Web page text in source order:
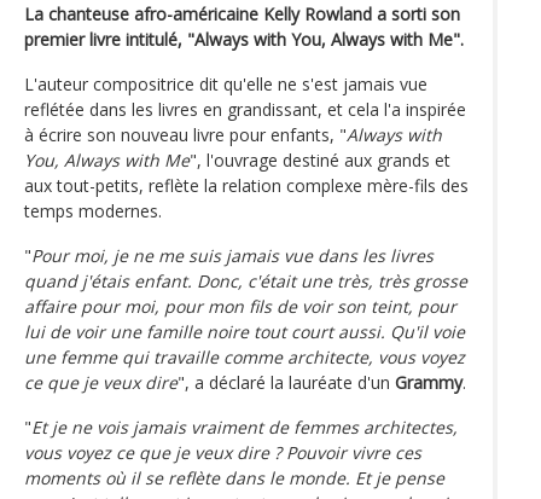
La chanteuse afro-américaine Kelly Rowland a sorti son
premier livre intitulé, "Always with You, Always with Me".
L'auteur compositrice dit qu'elle ne s'est jamais vue
reflétée dans les livres en grandissant, et cela l'a inspirée
à écrire son nouveau livre pour enfants, "Always with
You, Always with Me", l'ouvrage destiné aux grands et
aux tout-petits, reflète la relation complexe mère-fils des
temps modernes.
"Pour moi, je ne me suis jamais vue dans les livres
quand j'étais enfant. Donc, c'était une très, très grosse
affaire pour moi, pour mon fils de voir son teint, pour
lui de voir une famille noire tout court aussi. Qu'il voie
une femme qui travaille comme architecte, vous voyez
ce que je veux dire", a déclaré la lauréate d'un Grammy.
"Et je ne vois jamais vraiment de femmes architectes,
vous voyez ce que je veux dire ? Pouvoir vivre ces
moments où il se reflète dans le monde. Et je pense